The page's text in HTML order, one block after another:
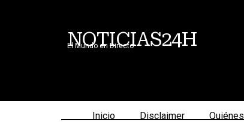
NOTICIAS24H
El Mundo en Directo
Inicio Disclaimer